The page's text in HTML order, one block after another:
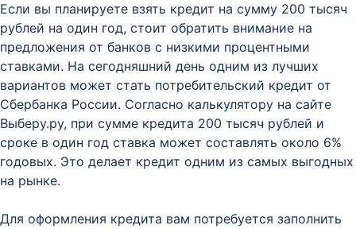
Если вы планируете взять кредит на сумму 200 тысяч
рублей на один год, стоит обратить внимание на
предложения от банков с низкими процентными
ставками. На сегодняшний день одним из лучших
вариантов может стать потребительский кредит от
Сбербанка России. Согласно калькулятору на сайте
Выберу.ру, при сумме кредита 200 тысяч рублей и
сроке в один год ставка может составлять около 6%
годовых. Это делает кредит одним из самых выгодных
на рынке.
Для оформления кредита вам потребуется заполнить